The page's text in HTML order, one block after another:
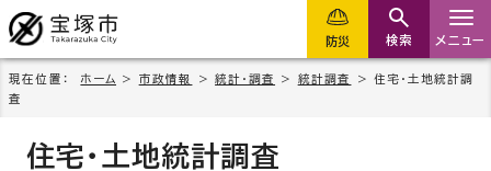
防災 検索 メニュー
現在位置： ホーム > 市政情報 >統計・調査 > 統計調査
> 住宅・土地統計調
査
住宅・土地統計調査